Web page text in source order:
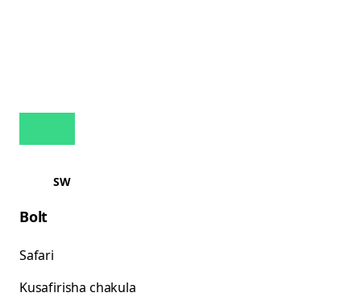
SW
Bolt
Safari
Kusafirisha chakula